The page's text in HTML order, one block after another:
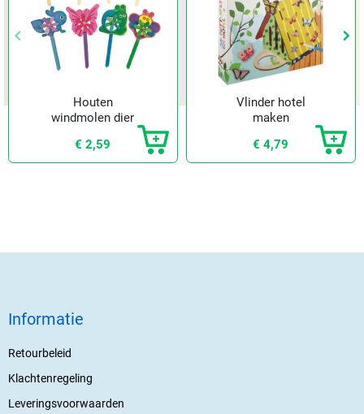
Vorige
keyboard_arrow_left keyboard_arrow_right
Vorige
keyboard_arrow_left keyboard_arrow_right
Houten
windmolen dier
€ 2,59
Vlinder hotel
maken
€ 4,79
Informatie
Retourbeleid
Klachtenregeling
Leveringsvoorwaarden